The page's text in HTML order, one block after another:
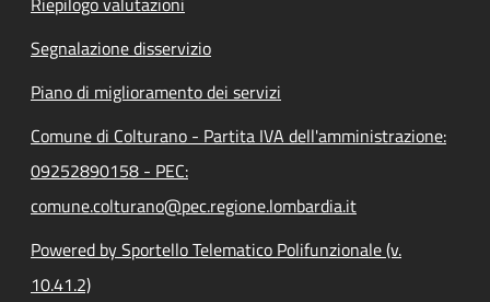
Segnalazione disservizio
Piano di miglioramento dei servizi
Comune di Colturano - Partita IVA dell'amministrazione:
09252890158 - PEC:
comune.colturano@pec.regione.lombardia.it
Powered by Sportello Telematico Polifunzionale (v.
10.41.2)